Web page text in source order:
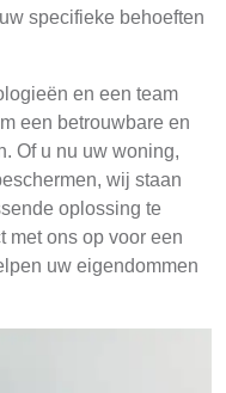
specifieke behoeften
en een team
een betrouwbare en
Of u nu uw woning,
wij staan
oplossing te
met ons op voor een
uw eigendommen